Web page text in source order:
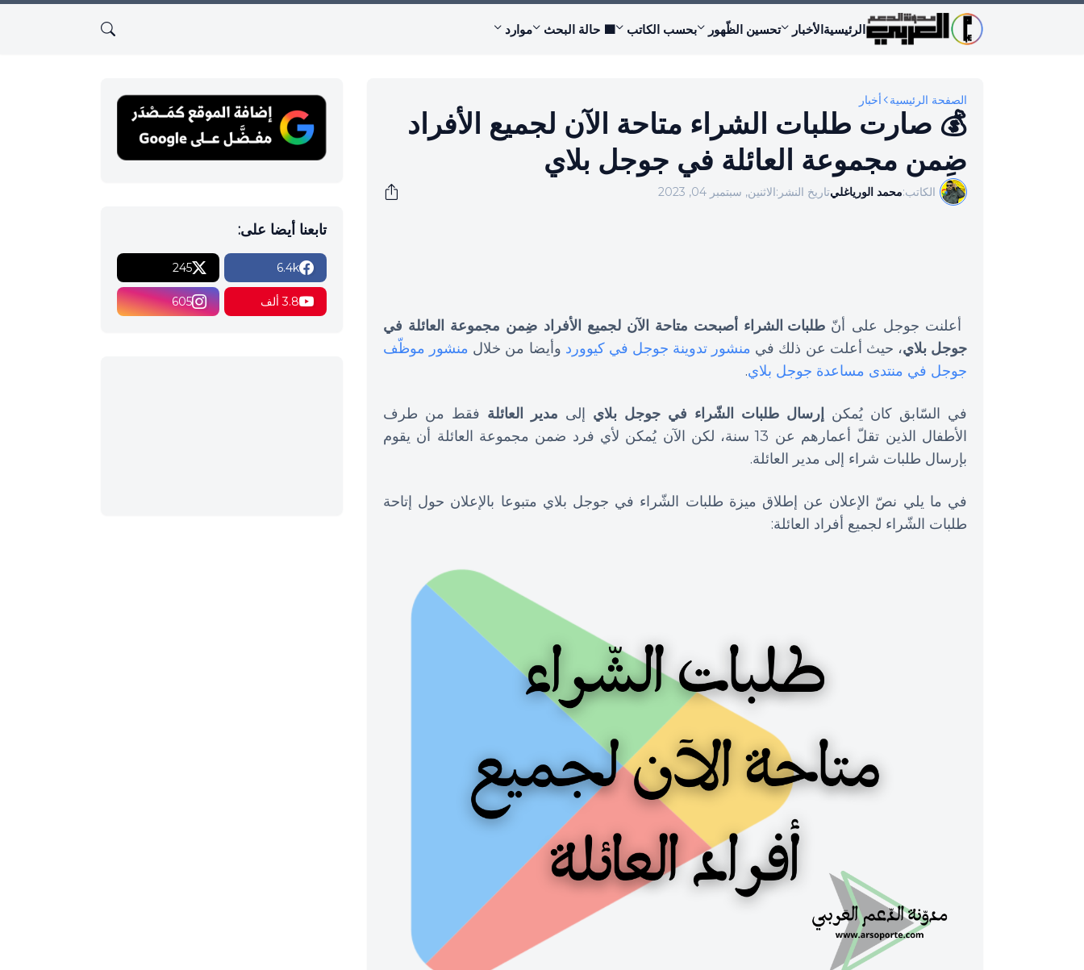
الرئيسيةالأخبار تحسين الظّهور بحسب الكاتب 🟩 حالة البحث موارد
الصفحة الرئيسية أخبار
💰 صارت طلبات الشراء متاحة الآن لجميع الأفراد
ضِمن مجموعة العائلة في جوجل بلاي
الكاتب:محمد الورياغليتاريخ النشر:الاثنين, سبتمبر 04, 2023
أعلنت جوجل على أنّ طلبات الشراء أصبحت متاحة الآن لجميع الأفراد ضِمن مجموعة العائلة في
جوجل بلاي، حيث أعلت عن ذلك في منشور تدوينة جوجل في كيوورد وأيضا من خلال منشور موظّف
جوجل في منتدى مساعدة جوجل بلاي.
في السّابق كان يُمكن إرسال طلبات الشّراء في جوجل بلاي إلى مدير العائلة فقط من طرف
الأطفال الذين تقلّ أعمارهم عن 13 سنة، لكن الآن يُمكن لأي فرد ضمن مجموعة العائلة أن يقوم
بإرسال طلبات شراء إلى مدير العائلة.
في ما يلي نصّ الإعلان عن إطلاق ميزة طلبات الشّراء في جوجل بلاي متبوعا بالإعلان حول إتاحة
طلبات الشّراء لجميع أفراد العائلة:
تابعنا أيضا على:
6.4k
245
3.8 ألف 605